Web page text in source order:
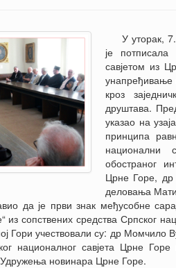
У уторак,
је
савјетом из
унапређивање
кроз
друштава.
указао на
принципа
национални
обостраног
Црне Горе, др
деловања
да је први знак међусобне
из сопствених средства Српског
Гори учествовали су: др Момчило
националног савјета Црне
новинара Црне Горе.